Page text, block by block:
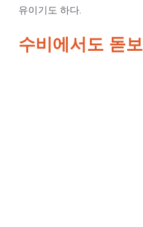
유이기도 하다.
수비에서도 돋